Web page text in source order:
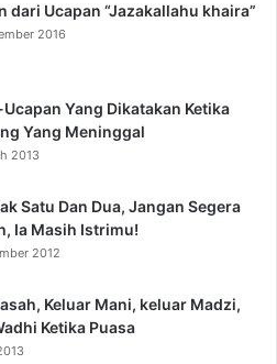
dari Ucapan “Jazakallahu khaira”
2016
Yang Dikatakan Ketika
Yang Meninggal
2013
Satu Dan Dua, Jangan Segera
Ia Masih Istrimu!
2012
Keluar Mani, keluar Madzi,
Ketika Puasa